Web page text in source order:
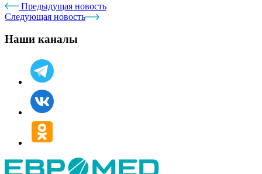
Предыдущая новость
Следующая новость
Наши каналы